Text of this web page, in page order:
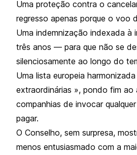
Uma proteção contra o
regresso apenas porque o voo
Uma indemnização indexada à
três anos — para que não se
silenciosamente ao longo do
Uma lista europeia
extraordinárias », pondo fim ao
companhias de invocar
pagar.
O Conselho, sem surpresa,
menos entusiasmado com a